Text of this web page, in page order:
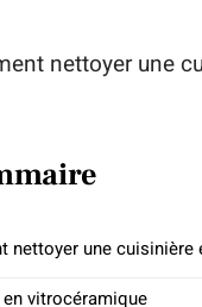
nettoyer une
nettoyer une cuisinière
en vitrocéramique